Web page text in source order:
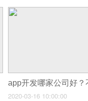
2020-03-16 10:00:00